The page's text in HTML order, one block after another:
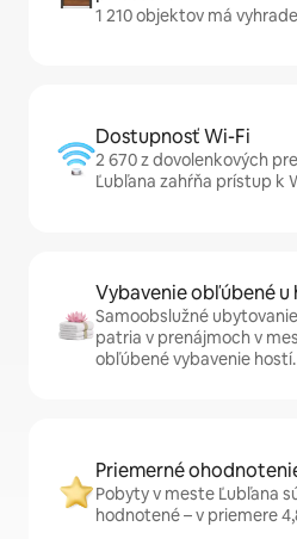
1 210 objektov má
Dostupnosť Wi-Fi
2 670 z dovolenkových
Ľubľana zahŕňa prístup k
Vybavenie obľúbené u
Samoobslužné
patria v prenájmoch v
obľúbené vybavenie hostí.
Priemerné
Pobyty v meste Ľubľana
hodnotené – v priemere